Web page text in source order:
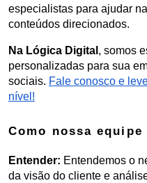
especialistas para ajudar
conteúdos direcionados.
Na Lógica Digital , somos
personalizadas para sua
sociais. Fale conosco e
nível!
Como nossa
Entender: Entendemos o
da visão do cliente e